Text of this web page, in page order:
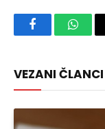
Facebook
VEZANI ČLANCI